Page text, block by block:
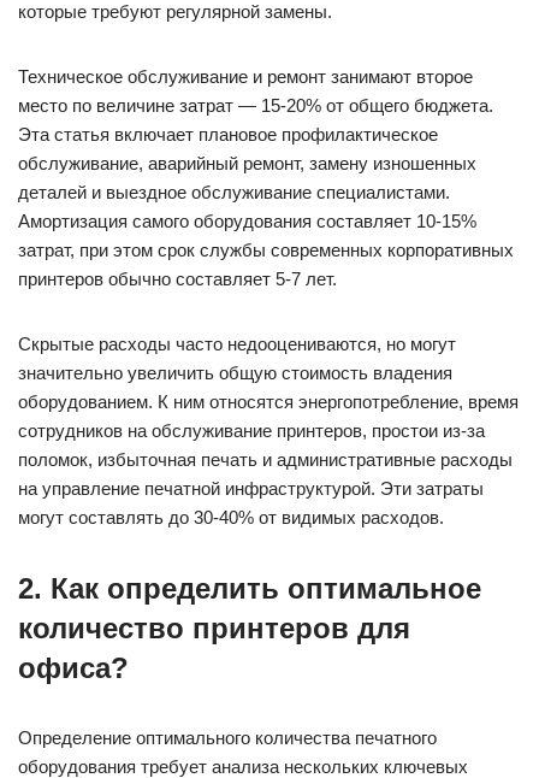
которые требуют регулярной замены.
Техническое обслуживание и ремонт занимают второе
место по величине затрат — 15-20% от общего бюджета.
Эта статья включает плановое профилактическое
обслуживание, аварийный ремонт, замену изношенных
деталей и выездное обслуживание специалистами.
Амортизация самого оборудования составляет 10-15%
затрат, при этом срок службы современных корпоративных
принтеров обычно составляет 5-7 лет.
Скрытые расходы часто недооцениваются, но могут
значительно увеличить общую стоимость владения
оборудованием. К ним относятся энергопотребление, время
сотрудников на обслуживание принтеров, простои из-за
поломок, избыточная печать и административные расходы
на управление печатной инфраструктурой. Эти затраты
могут составлять до 30-40% от видимых расходов.
2. Как определить оптимальное
количество принтеров для
офиса?
Определение оптимального количества печатного
оборудования требует анализа нескольких ключевых